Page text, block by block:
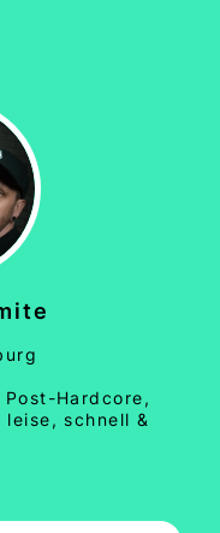
Post-Hardcore,
leise, schnell &